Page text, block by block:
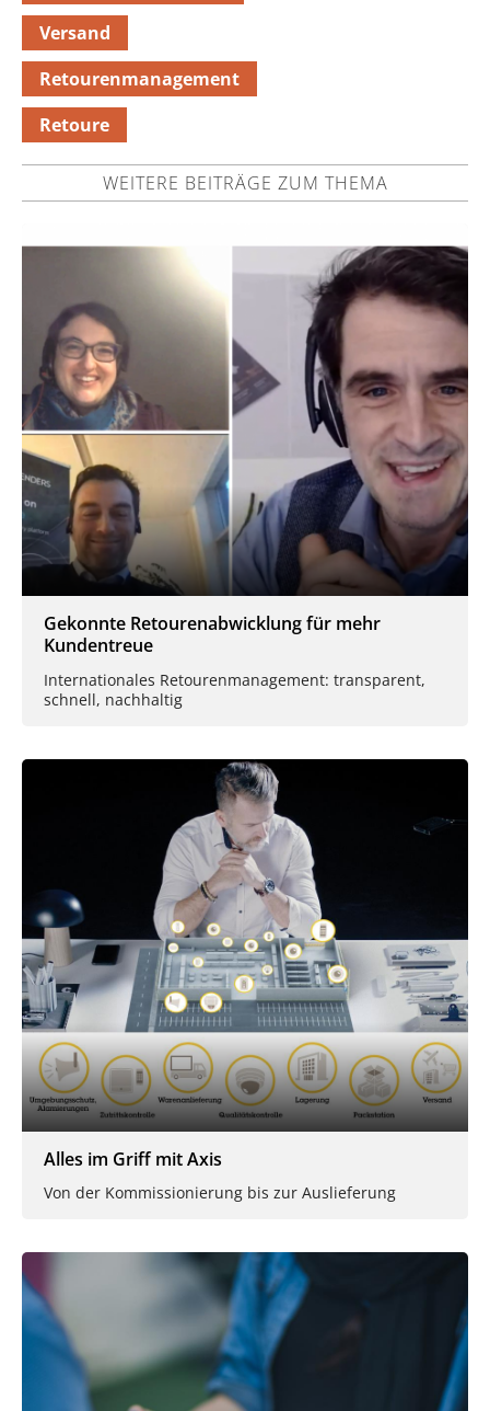
Versand
Retourenmanagement
Retoure
WEITERE BEITRÄGE ZUM THEMA
Gekonnte Retourenabwicklung für mehr
Kundentreue
Internationales Retourenmanagement: transparent,
schnell, nachhaltig
Alles im Griff mit Axis
Von der Kommissionierung bis zur Auslieferung